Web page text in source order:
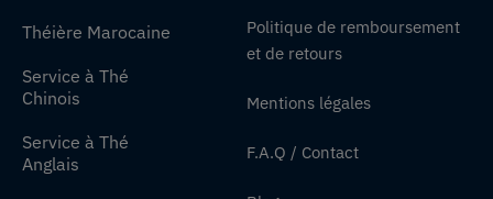
Théière Marocaine
Service à Thé
Chinois
Service à Thé
Anglais
Politique de remboursement
et de retours
Mentions légales
F.A.Q / Contact